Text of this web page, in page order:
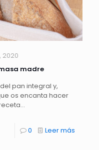
2020
madre
pan integral y,
os encanta hacer
0 Leer más